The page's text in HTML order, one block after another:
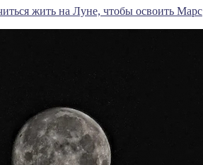
жить на Луне, чтобы освоить Марс